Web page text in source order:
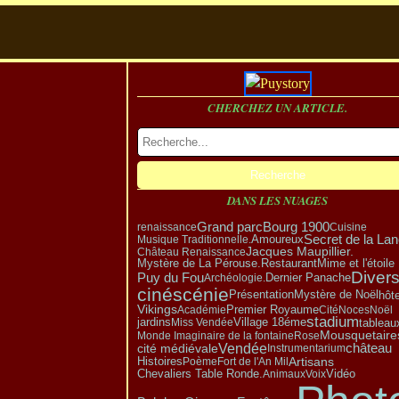
CHERCHEZ UN ARTICLE.
DANS LES NUAGES
renaissanceGrand parcBourg 1900Cuisine
Musique Traditionnelle.AmoureuxSecret de la
Château RenaissanceJacques Maupillier.
Mystère de La Pérouse. RestaurantMime et l'étoile
Puy du FouArchéologie. Dernier PanacheDivers
cinéscénie PrésentationMystère de Noël
VikingsAcadémie Premier RoyaumeCitéNocesNoël
jardins Miss VendéeVillage 18émestadium
Monde Imaginaire de la fontaineRose
cité médiévaleVendéeInstrumentariumchâteau
Histoires Poème Fort de l'An Mil Artisans
Chevaliers Table Ronde. AnimauxVoixVidéo